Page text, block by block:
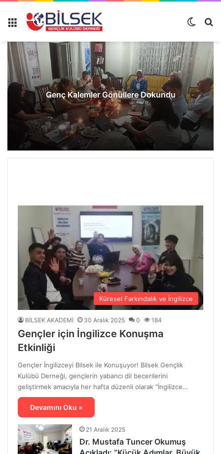
Genç Kalemler Gönüllere Dokundu
Küresel Farkındalık ve İngilizce
BİLSEK AKADEMİ 30 Aralık 2025 0 184
Gençler için İngilizce Konuşma
Etkinliği
Gençler İngilizceyi Bilsek ile Konuşuyor! Bilsek Gençlik
Kulübü Derneği, gençlerin yabancı dil becerilerini
geliştirmek amacıyla her hafta düzenli olarak “İngilizce…
Devamını Oku »
21 Aralık 2025
Dr. Mustafa Tuncer Okumuş